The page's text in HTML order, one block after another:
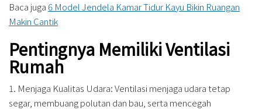
Baca juga6 Model Jendela Kamar Tidur Kayu Bikin Ruangan
Makin Cantik
Pentingnya Memiliki Ventilasi
Rumah
1. Menjaga Kualitas Udara: Ventilasi menjaga udara tetap
segar, membuang polutan dan bau, serta mencegah